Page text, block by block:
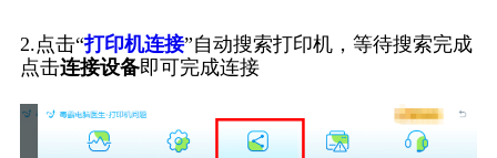
2.点击“打印机连接”自动搜索打印机，等待搜索完成
点击连接设备即可完成连接